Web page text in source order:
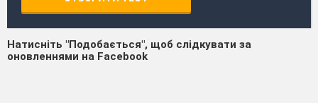
Натисніть "Подобається", щоб слідкувати за
оновленнями на Facebook